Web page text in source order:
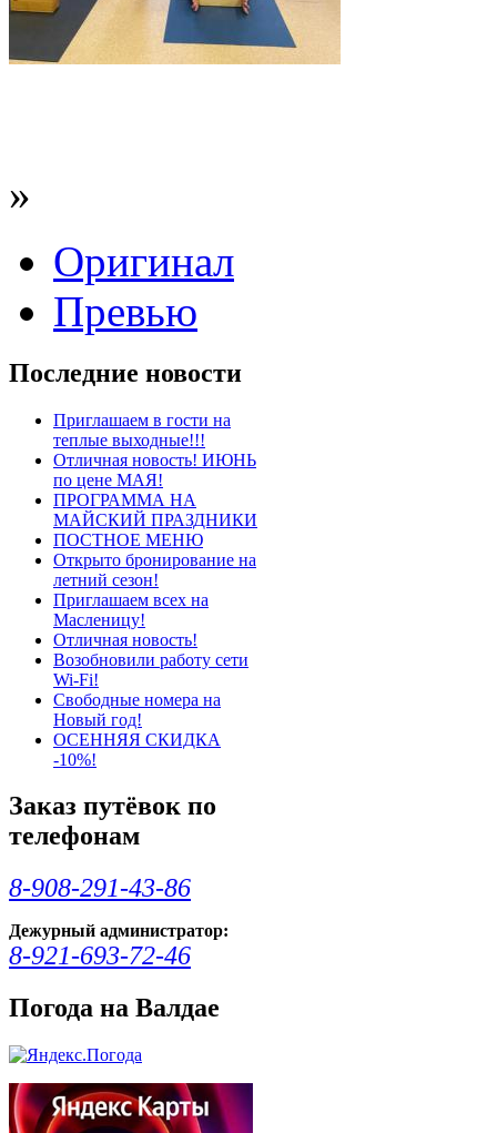
»
Оригинал
Превью
Последние новости
Приглашаем в гости на
теплые выходные!!!
Отличная новость! ИЮНЬ
по цене МАЯ!
ПРОГРАММА НА
МАЙСКИЙ ПРАЗДНИКИ
ПОСТНОЕ МЕНЮ
Открыто бронирование на
летний сезон!
Приглашаем всех на
Масленицу!
Отличная новость!
Возобновили работу сети
Wi-Fi!
Свободные номера на
Новый год!
ОСЕННЯЯ СКИДКА
-10%!
Заказ путёвок по
телефонам
8-908-291-43-86
Дежурный администратор:
8-921-693-72-46
Погода на Валдае